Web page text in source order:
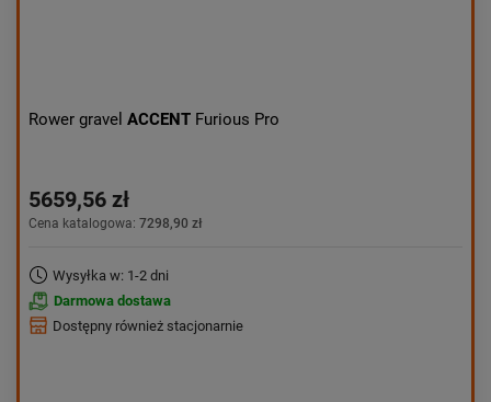
Rower gravel ACCENT Furious Pro
5659,56 zł
Cena katalogowa: 7298,90 zł
Wysyłka w: 1-2 dni
Darmowa dostawa
Dostępny również stacjonarnie